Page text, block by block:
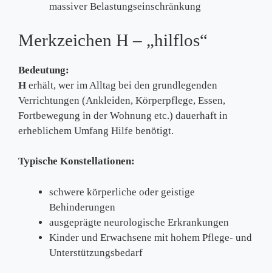
massiver Belastungseinschränkung
Merkzeichen H – „hilflos“
Bedeutung:
H erhält, wer im Alltag bei den grundlegenden
Verrichtungen (Ankleiden, Körperpflege, Essen,
Fortbewegung in der Wohnung etc.) dauerhaft in
erheblichem Umfang Hilfe benötigt.
Typische Konstellationen:
schwere körperliche oder geistige
Behinderungen
ausgeprägte neurologische Erkrankungen
Kinder und Erwachsene mit hohem Pflege- und
Unterstützungsbedarf